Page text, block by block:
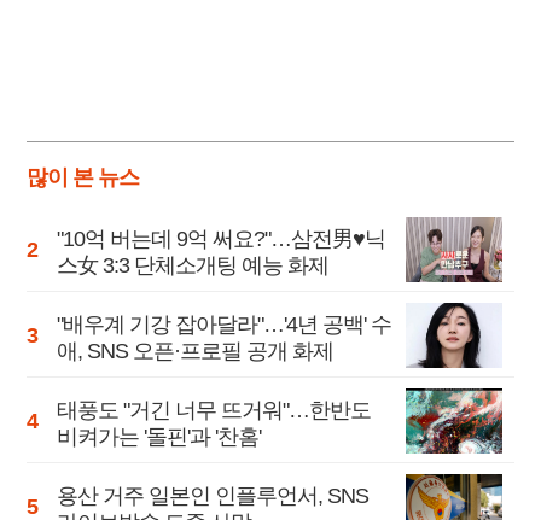
많이 본 뉴스
"10억 버는데 9억 써요?"…삼전男♥닉
스女 3:3 단체소개팅 예능 화제
"배우계 기강 잡아달라"…'4년 공백' 수
애, SNS 오픈·프로필 공개 화제
태풍도 "거긴 너무 뜨거워"…한반도
비켜가는 '돌핀'과 '찬홈'
용산 거주 일본인 인플루언서, SNS